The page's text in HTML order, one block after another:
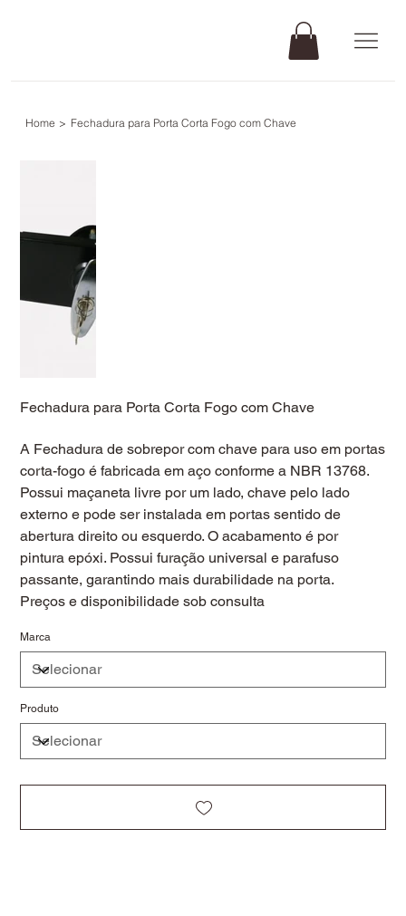
Home > Fechadura para Porta Corta Fogo com Chave
Fechadura para Porta Corta Fogo com Chave
A Fechadura de sobrepor com chave para uso em portas
corta-fogo é fabricada em aço conforme a NBR 13768.
Possui maçaneta livre por um lado, chave pelo lado
externo e pode ser instalada em portas sentido de
abertura direito ou esquerdo. O acabamento é por
pintura epóxi. Possui furação universal e parafuso
passante, garantindo mais durabilidade na porta.
Preços e disponibilidade sob consulta
Marca
Produto